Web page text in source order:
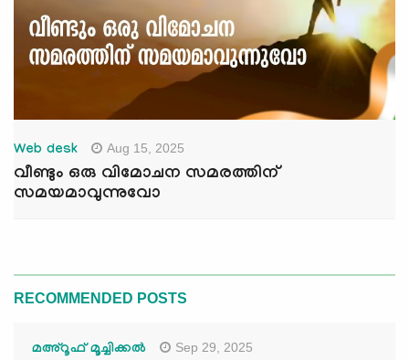
Web desk Aug 15, 2025
വീണ്ടും ഒരു വിമോചന സമരത്തിന്
സമയമാവുന്നുവോ
RECOMMENDED POSTS
മഅ്റൂഫ് മൂച്ചിക്കല്‍ Sep 29, 2025